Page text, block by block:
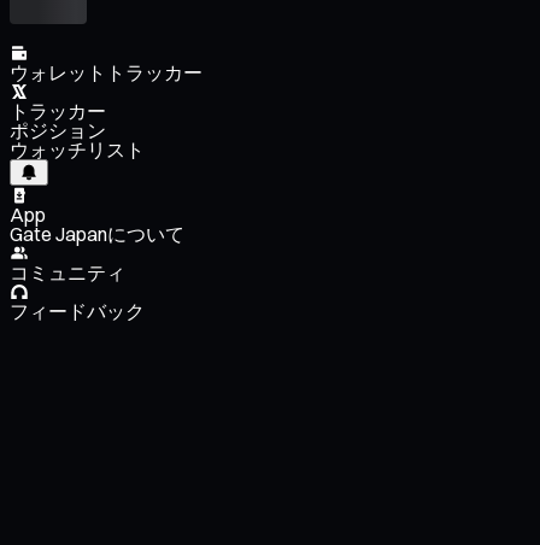
ウォレットトラッカー
トラッカー
ポジション
ウォッチリスト
App
Gate Japanについて
コミュニティ
フィードバック